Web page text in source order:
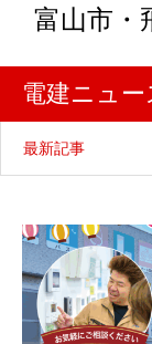
富山市・
電建ニュー
最新記事